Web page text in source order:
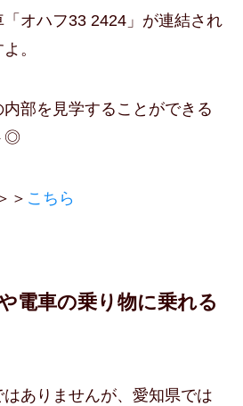
オハフ33 2424」が連結され
。
部を見学することができる
◎
＞ こちら
電車の乗り物に乗れる
ありませんが、愛知県では